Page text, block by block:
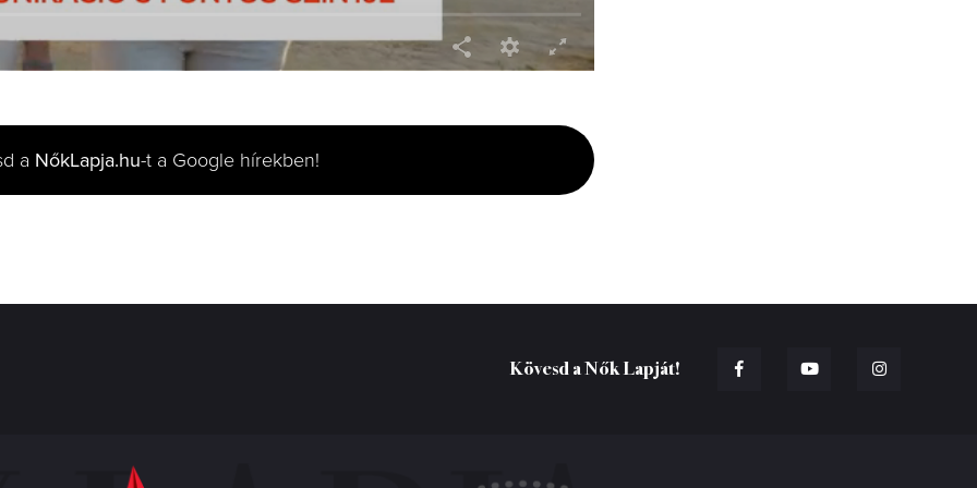
a NőkLapja.hu-t a Google hírekben!
Kövesd a Nők Lapját!